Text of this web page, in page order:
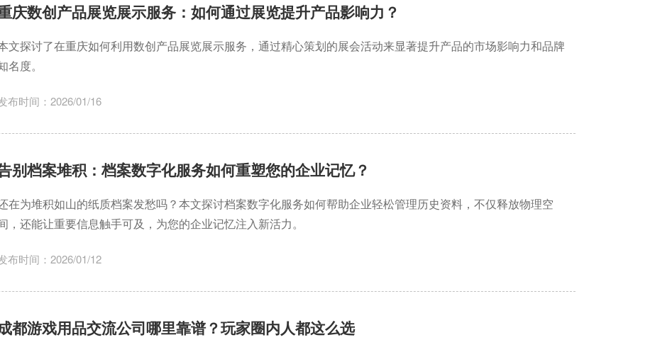
庆数创产品展览展示服务：如何通过展览提升产品影响力？
文探讨了在重庆如何利用数创产品展览展示服务，通过精心策划的展会活动来显著提升产品的市场影响力和品牌
名度。
布时间：2026/01/16
别档案堆积：档案数字化服务如何重塑您的企业记忆？
在为堆积如山的纸质档案发愁吗？本文探讨档案数字化服务如何帮助企业轻松管理历史资料，不仅释放物理空
，还能让重要信息触手可及，为您的企业记忆注入新活力。
布时间：2026/01/12
都游戏用品交流公司哪里靠谱？玩家圈内人都这么选